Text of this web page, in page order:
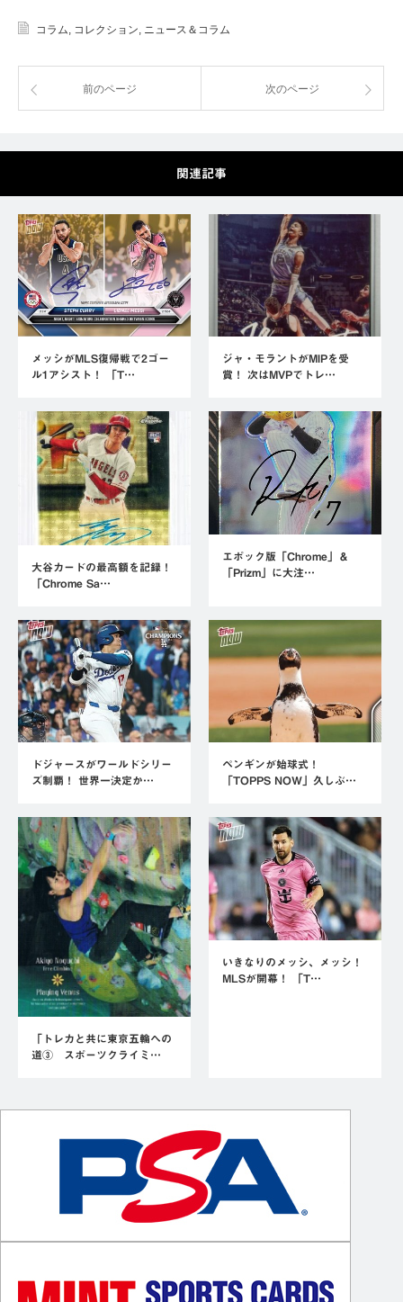
コラム, コレクション, ニュース＆コラム
前のページ 次のページ
関連記事
メッシがMLS復帰戦で2ゴー
ル1アシスト！ 「T…
ジャ・モラントがMIPを受
賞！ 次はMVPでトレ…
大谷カードの最高額を記録！
「Chrome Sa…
エポック版「Chrome」＆
「Prizm」に大注…
ドジャースがワールドシリー
ズ制覇！ 世界一決定か…
ペンギンが始球式！
「TOPPS NOW」久しぶ…
「トレカと共に東京五輪への
道③ スポーツクライミ…
いきなりのメッシ、メッシ！
MLSが開幕！ 「T…